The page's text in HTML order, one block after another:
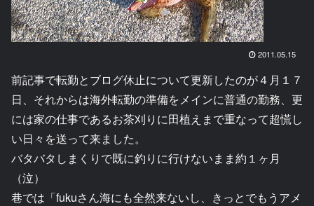
2011.05.15
前記事で転勤とブログ休止について更新したのが４月１７
日、それからは海外転勤の準備をメインに普通の勤務、更
には家の仕事であるお茶刈りに田植えまで重なって超慌し
い日々を送って来ました。
バタバタしまくりで既に釣りに行けないまま約１ヶ月
（泣）
巷では「fukuさん海にも全然来ないし、きっとでもうアメ